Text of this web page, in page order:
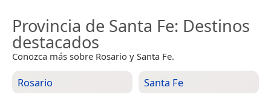
Provincia de Santa Fe: Destinos
destacados
Conozca más sobre Rosario y Santa Fe.
Rosario Santa Fe